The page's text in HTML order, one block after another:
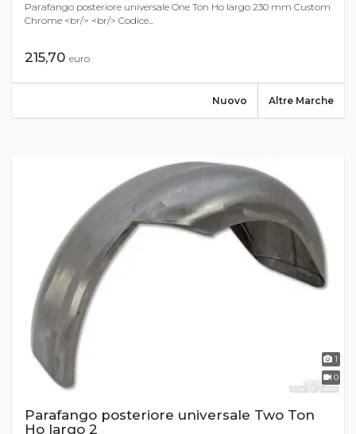
Parafango posteriore universale One Ton Ho largo 230 mm Custom
Chrome <br/> <br/> Codice...
215,70 euro
Altre Marche
Nuovo
1
0
Parafango posteriore universale Two Ton
Ho largo 2